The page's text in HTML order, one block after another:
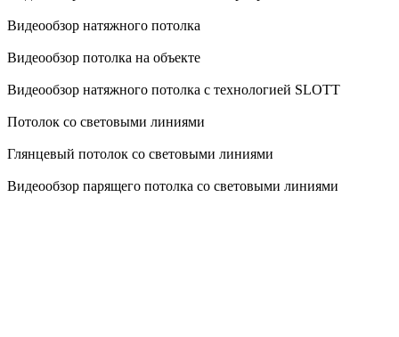
Видеообзор натяжного потолка
Видеообзор потолка на объекте
Видеообзор натяжного потолка с технологией SLOTT
Потолок со световыми линиями
Глянцевый потолок со световыми линиями
Видеообзор парящего потолка со световыми линиями